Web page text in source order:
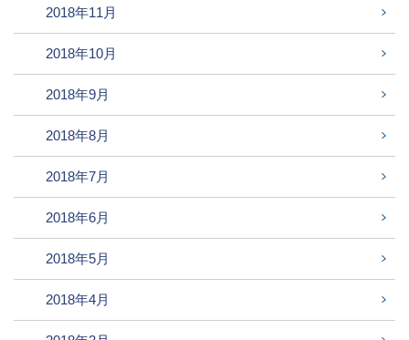
2018年11月
2018年10月
2018年9月
2018年8月
2018年7月
2018年6月
2018年5月
2018年4月